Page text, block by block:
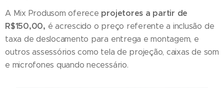
A Mix Produsom oferece projetores a partir de
R$150,00, é acrescido o preço referente a inclusão de
taxa de deslocamento para entrega e montagem, e
outros assessórios como tela de projeção, caixas de som
e microfones quando necessário.